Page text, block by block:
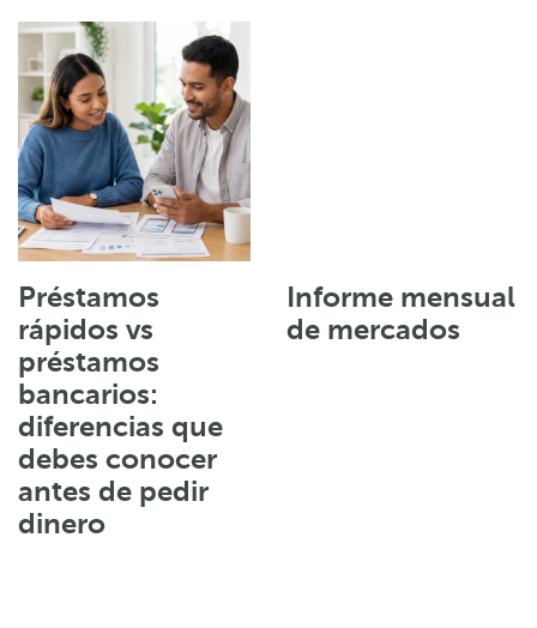
Préstamos
rápidos vs
préstamos
bancarios:
diferencias que
debes conocer
antes de pedir
dinero
Informe mensual
de mercados